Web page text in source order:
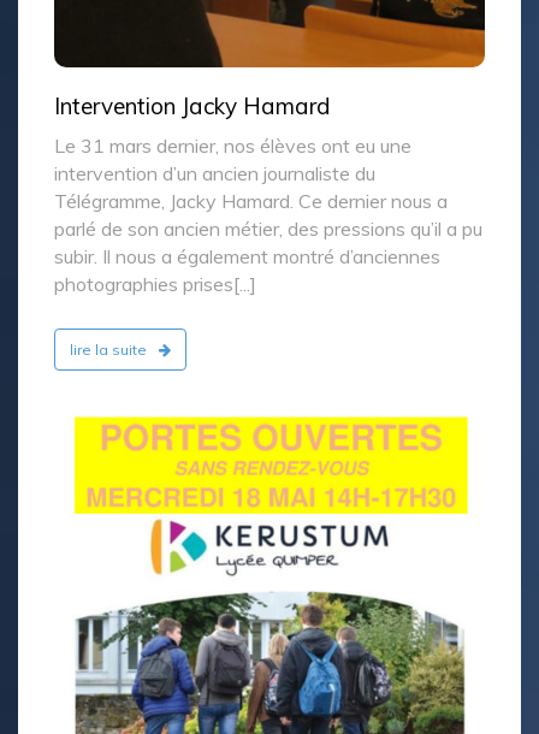
Intervention Jacky Hamard
Le 31 mars dernier, nos élèves ont eu une
intervention d’un ancien journaliste du
Télégramme, Jacky Hamard. Ce dernier nous a
parlé de son ancien métier, des pressions qu’il a pu
subir. Il nous a également montré d’anciennes
photographies prises[...]
lire la suite